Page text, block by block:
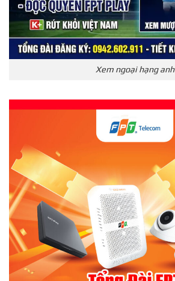
Xem ngoại hạng anh